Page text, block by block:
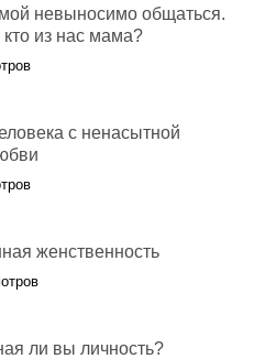
невыносимо общаться.
из нас мама?
с ненасытной
женственность
ли вы личность?